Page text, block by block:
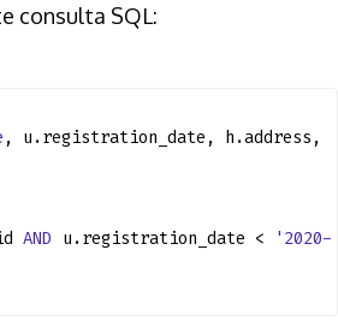
consulta SQL:
, u.registration_date, h.address,
AND u.registration_date <
'2020-